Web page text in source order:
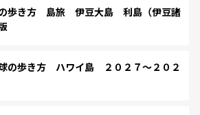
歩き方 島旅 伊豆大島 利島（伊豆諸
の歩き方 ハワイ島 ２０２７～２０２